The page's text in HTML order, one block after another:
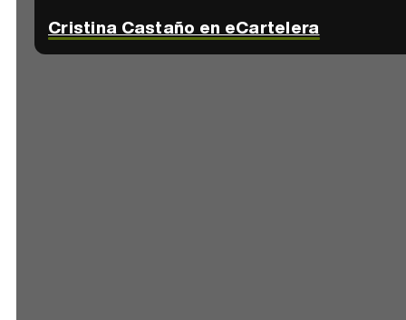
Cristina Castaño en eCartelera